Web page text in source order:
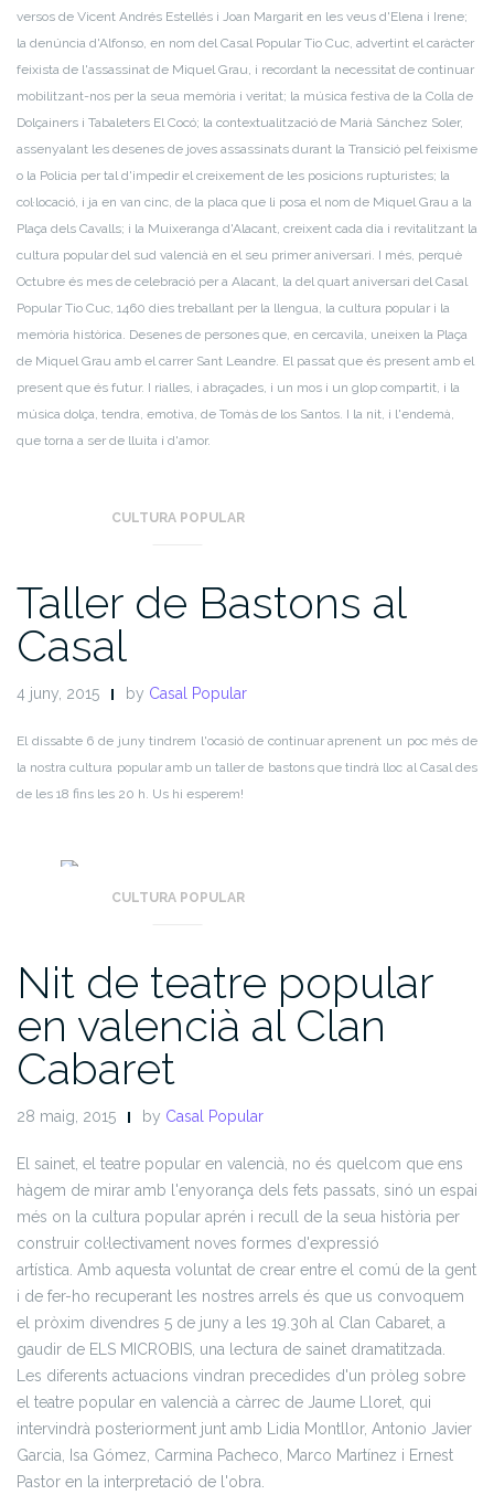
versos de Vicent Andrés Estellés i Joan Margarit en les veus d'Elena i Irene;
la denúncia d'Alfonso, en nom del Casal Popular Tio Cuc, advertint el caràcter
feixista de l'assassinat de Miquel Grau, i recordant la necessitat de continuar
mobilitzant-nos per la seua memòria i veritat; la música festiva de la Colla de
Dolçainers i Tabaleters El Cocó; la contextualització de Marià Sánchez Soler,
assenyalant les desenes de joves assassinats durant la Transició pel feixisme
o la Policia per tal d'impedir el creixement de les posicions rupturistes; la
col·locació, i ja en van cinc, de la placa que li posa el nom de Miquel Grau a la
Plaça dels Cavalls; i la Muixeranga d'Alacant, creixent cada dia i revitalitzant la
cultura popular del sud valencià en el seu primer aniversari. I més, perquè
Octubre és mes de celebració per a Alacant, la del quart aniversari del Casal
Popular Tio Cuc, 1460 dies treballant per la llengua, la cultura popular i la
memòria històrica. Desenes de persones que, en cercavila, uneixen la Plaça
de Miquel Grau amb el carrer Sant Leandre. El passat que és present amb el
present que és futur. I rialles, i abraçades, i un mos i un glop compartit, i la
música dolça, tendra, emotiva, de Tomàs de los Santos. I la nit, i l'endemà,
que torna a ser de lluita i d'amor.
CULTURA POPULAR
Taller de Bastons al
Casal
4 juny, 2015 by Casal Popular
El dissabte 6 de juny tindrem l'ocasió de continuar aprenent un poc més de
la nostra cultura popular amb un taller de bastons que tindrà lloc al Casal des
de les 18 fins les 20 h. Us hi esperem!
CULTURA POPULAR
Nit de teatre popular
en valencià al Clan
Cabaret
28 maig, 2015 by Casal Popular
El sainet, el teatre popular en valencià, no és quelcom que ens
hàgem de mirar amb l'enyorança dels fets passats, sinó un espai
més on la cultura popular aprén i recull de la seua història per
construir col·lectivament noves formes d'expressió
artística. Amb aquesta voluntat de crear entre el comú de la gent
i de fer-ho recuperant les nostres arrels és que us convoquem
el pròxim divendres 5 de juny a les 19.30h al Clan Cabaret, a
gaudir de ELS MICROBIS, una lectura de sainet dramatitzada.
Les diferents actuacions vindran precedides d'un pròleg sobre
el teatre popular en valencià a càrrec de Jaume Lloret, qui
intervindrà posteriorment junt amb Lidia Montllor, Antonio Javier
Garcia, Isa Gómez, Carmina Pacheco, Marco Martínez i Ernest
Pastor en la interpretació de l'obra.